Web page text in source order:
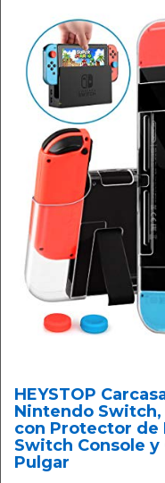
HEYSTOP
Nintendo
con Protector de
Switch Console y
Pulgar